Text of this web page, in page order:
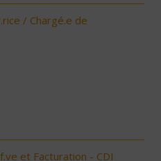
/ Chargé.e de
et Facturation - CDI